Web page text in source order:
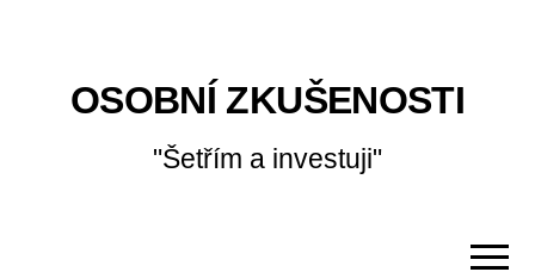
OSOBNÍ ZKUŠENOSTI
"Šetřím a investuji"